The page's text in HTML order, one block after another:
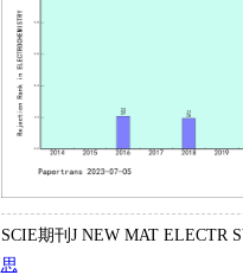
SCIE期刊J NEW MAT ELECTR
思